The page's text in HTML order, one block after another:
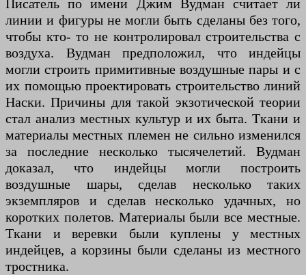
Писатель по имени Джим Вудман считает ли
линии и фигуры не могли быть сделаны без того,
чтобы кто- то не контролировал строительства с
воздуха. Вудман предположил, что индейцы
могли строить примитивные воздушные пары и с
их помощью проектировать строительство линий
Наски. Причины для такой экзотической теории
стал анализ местных культур и их быта. Ткани и
материалы местных племен не сильно изменился
за последние несколько тысячелетий. Вудман
доказал, что индейцы могли построить
воздушные шары, сделав несколько таких
экземпляров и сделав несколько удачных, но
коротких полетов. Материалы были все местные.
Ткани и веревки были куплены у местных
индейцев, а корзины были сделаны из местного
тростника.